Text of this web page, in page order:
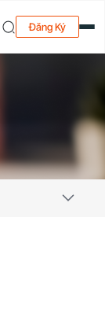
Đăng Ký